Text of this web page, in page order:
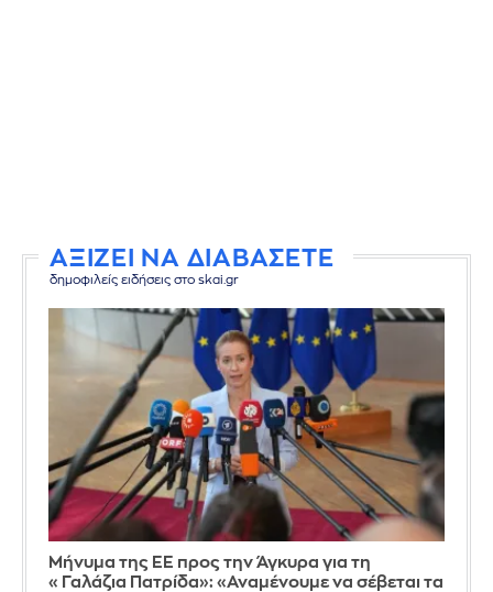
ΑΞΙΖΕΙ ΝΑ ΔΙΑΒΑΣΕΤΕ
δημοφιλείς ειδήσεις στο skai.gr
Μήνυμα της ΕΕ προς την Άγκυρα για τη
«Γαλάζια Πατρίδα»: «Αναμένουμε να σέβεται τα